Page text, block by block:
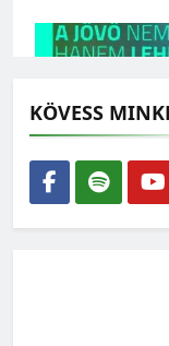
Nyitott a tér:
2026-06-02
KÖVESS